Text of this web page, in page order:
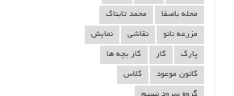
محله باصفا محمد تابناک
مزرعه نانو نقاشی نمایش
پارک کار کار بچه ها
کانون موعود کلاس